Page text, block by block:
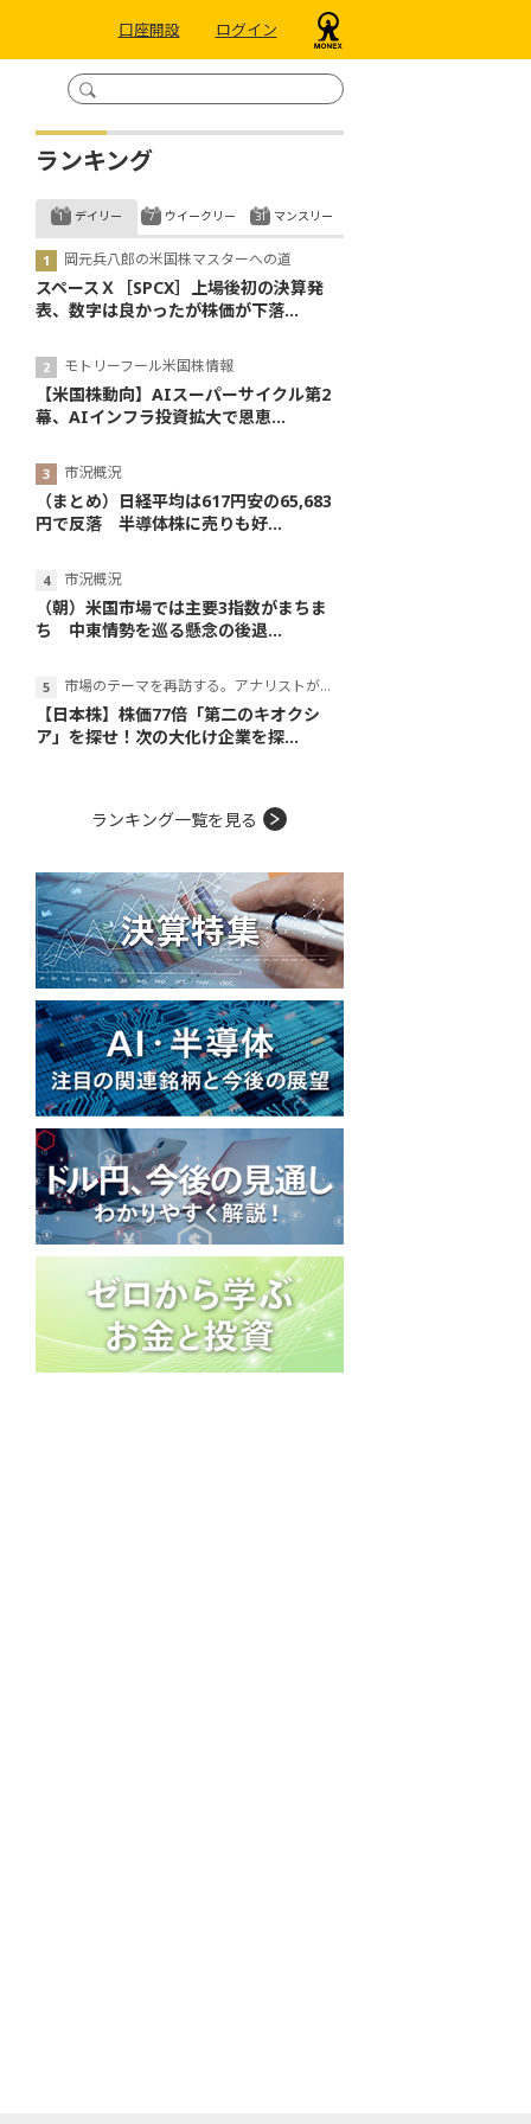
口座開設 ログイン
ランキング
デイリー
岡元兵八郎の米国株マスターへの道
スペースＸ［SPCX］上場後初の決算発
表、数字は良かったが株価が下落...
モトリーフール米国株情報
【米国株動向】AIスーパーサイクル第2
幕、AIインフラ投資拡大で恩恵...
市況概況
（まとめ）日経平均は617円安の65,683
円で反落 半導体株に売りも好...
市況概況
（朝）米国市場では主要3指数がまちま
ち 中東情勢を巡る懸念の後退...
市場のテーマを再訪する。アナリストが読み解くテーマの本質
【日本株】株価77倍「第二のキオクシ
ア」を探せ！次の大化け企業を探...
ウイークリー マンスリー
ランキング一覧を見る